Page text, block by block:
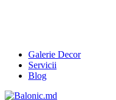
Galerie Decor
Servicii
Blog